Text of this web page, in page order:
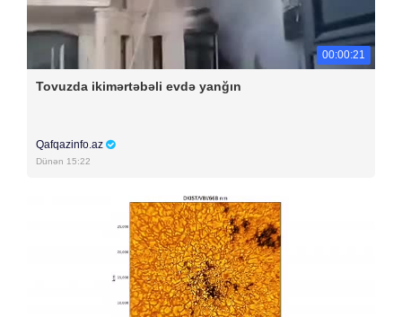
00:00:21
Tovuzda ikimərtəbəli evdə yanğın
Qafqazinfo.az
Dünən 15:22